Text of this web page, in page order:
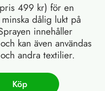
499 kr) för en
dålig lukt på
innehåller
kan även användas
andra textilier.
Köp